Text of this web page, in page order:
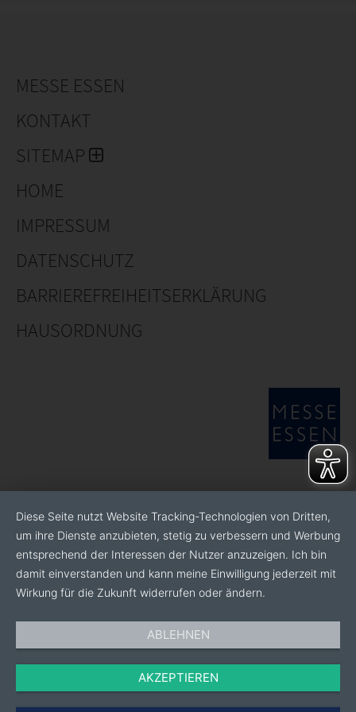
MESSE ESSEN
KONTAKT
SITEMAP
HOME
IMPRESSUM
DATENSCHUTZ
BARRIEREFREIHEITSERKLÄRUNG
HAUSORDNUNG
Diese Seite nutzt Website Tracking-Technologien von Dritten,
um ihre Dienste anzubieten, stetig zu verbessern und Werbung
entsprechend der Interessen der Nutzer anzuzeigen. Ich bin
damit einverstanden und kann meine Einwilligung jederzeit mit
Wirkung für die Zukunft widerrufen oder ändern.
ABLEHNEN
AKZEPTIEREN